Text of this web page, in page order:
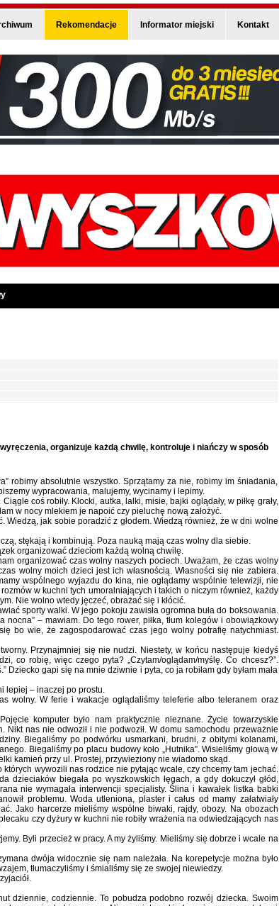
Rekomendacje Informator miejski Kontakt
organizuje każdą chwilę, kontroluje i niańczy w sposób
robimy absolutnie wszystko. Sprzątamy za nie, robimy im śniadania,
wypracowania, malujemy, wycinamy i lepimy.
coś robiły. Klocki, autka, lalki, misie, bajki oglądały, w piłkę grały,
w nocy mlekiem je napoić czy pieluchę nową założyć.
Wiedzą, jak sobie poradzić z głodem. Wiedzą również, że w dni wolne
stękają i kombinują. Poza nauką mają czas wolny dla siebie.
organizować dzieciom każdą wolną chwilę.
organizować czas wolny naszych pociech. Uważam, że czas wolny
wolny moich dzieci jest ich własnością. Własności się nie zabiera.
wspólnego wyjazdu do kina, nie oglądamy wspólnie telewizji, nie
w kuchni tych umoralniających i takich o niczym również, każdy
Nie wolno wtedy jęczeć, obrażać się i kłócić.
sporty walki. W jego pokoju zawisła ogromna buła do boksowania.
– mawiam. Do tego rower, piłka, tłum kolegów i obowiązkowy
bo wie, że zagospodarować czas jego wolny potrafię natychmiast.
Przynajmniej się nie nudzi. Niestety, w końcu następuje kiedyś
co robię, więc czego pyta? „Czytam/oglądam/myślę. Co chcesz?”.
Dziecko gapi się na mnie dziwnie i pyta, co ja robiłam gdy byłam mała
lepiej – inaczej po prostu.
wolny. W ferie i wakacje oglądaliśmy teleferie albo teleranem oraz
komputer było nam praktycznie nieznane. Życie towarzyskie
Nikt nas nie odwoził i nie podwoził. W domu samochodu przeważnie
Biegaliśmy po podwórku usmarkani, brudni, z obitymi kolanami,
Biegaliśmy po placu budowy koło „Hutnika”. Wisieliśmy głową w
kamień przy ul. Prostej, przywieziony nie wiadomo skąd.
wywozili nas rodzice nie pytając wcale, czy chcemy tam jechać.
dzieciaków biegała po wyszkowskich łęgach, a gdy dokuczył głód,
nie wymagała interwencji specjalisty. Ślina i kawałek listka babki
problemu. Woda utleniona, plaster i całus od mamy załatwiały
Jako harcerze mieliśmy wspólne biwaki, rajdy, obozy. Na obozach
czy dyżury w kuchni nie robiły wrażenia na odwiedzających nas
Byli przecież w pracy. A my żyliśmy. Mieliśmy się dobrze i wcale na
dwója widocznie się nam należała. Na korepetycje można było
tłumaczyliśmy i śmialiśmy się ze swojej niewiedzy.
dziennie, codziennie. To pobudza podobno rozwój dziecka. Swoim